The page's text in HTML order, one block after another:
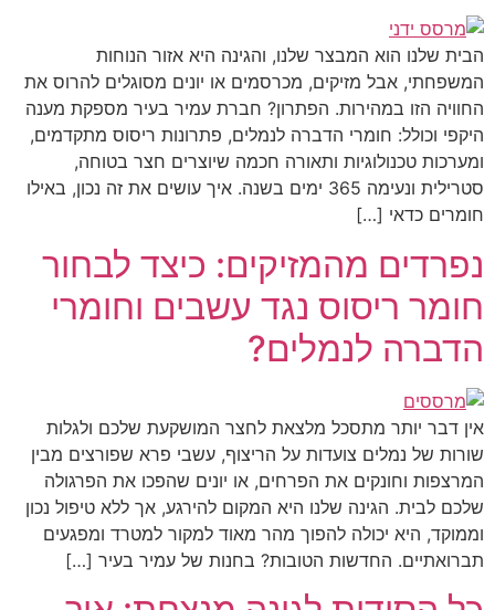
הבית שלנו הוא המבצר שלנו, והגינה היא אזור הנוחות
המשפחתי, אבל מזיקים, מכרסמים או יונים מסוגלים להרוס את
החוויה הזו במהירות. הפתרון? חברת עמיר בעיר מספקת מענה
היקפי וכולל: חומרי הדברה לנמלים, פתרונות ריסוס מתקדמים,
ומערכות טכנולוגיות ותאורה חכמה שיוצרים חצר בטוחה,
סטרילית ונעימה 365 ימים בשנה. איך עושים את זה נכון, באילו
חומרים כדאי […]
נפרדים מהמזיקים: כיצד לבחור
חומר ריסוס נגד עשבים וחומרי
הדברה לנמלים?
אין דבר יותר מתסכל מלצאת לחצר המושקעת שלכם ולגלות
שורות של נמלים צועדות על הריצוף, עשבי פרא שפורצים מבין
המרצפות וחונקים את הפרחים, או יונים שהפכו את הפרגולה
שלכם לבית. הגינה שלנו היא המקום להירגע, אך ללא טיפול נכון
וממוקד, היא יכולה להפוך מהר מאוד למקור למטרד ומפגעים
תברואתיים. החדשות הטובות? בחנות של עמיר בעיר […]